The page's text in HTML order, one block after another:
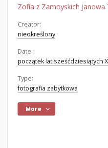
Zofia z Zamoyskich
Creator:
nieokreślony
Date:
początek lat sześćdziesiątych
Type:
fotografia zabytkowa
More